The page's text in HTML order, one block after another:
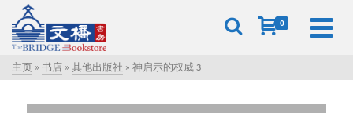
0
主页 » 书店 » 其他出版社 » 神启示的权威 3